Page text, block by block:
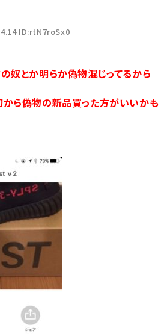
ID:rtN7roSx0
奴とか明らか偽物混じってるから
から偽物の新品買った方がいいかも